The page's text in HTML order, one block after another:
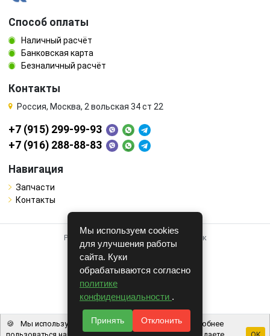
Способ оплаты
Наличный расчёт
Банковская карта
Безналичный расчёт
Контакты
Россия, Москва, 2 вольская 34 ст 22
+7 (915) 299-99-93
+7 (916) 288-88-83
Навигация
Запчасти
Контакты
Работает на системе для авторазборок
CARRO.БИЗНЕС
Полная версия
© COPYRIGHT 2026 г.
v1.1.24
Мы используем cookies
для улучшения работы
сайта. Куки
обрабатываются согласно
политике
конфиденциальности .
Принять Отклонить
🍪
Мы используем файлы cookie, чтобы вам было удобнее